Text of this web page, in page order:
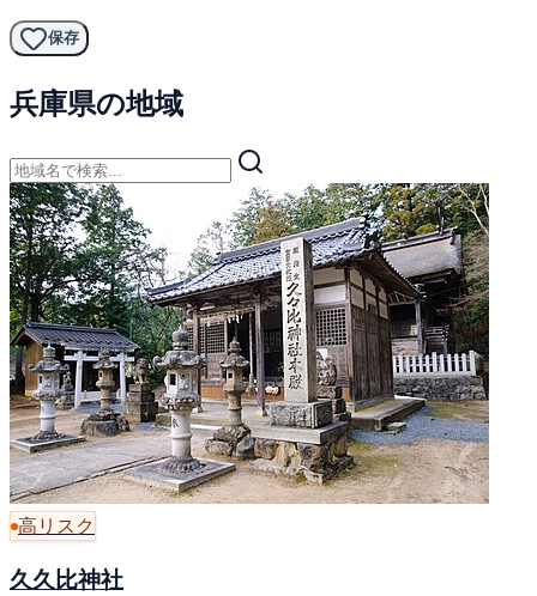
保存
兵庫県の地域
高リスク
久久比神社